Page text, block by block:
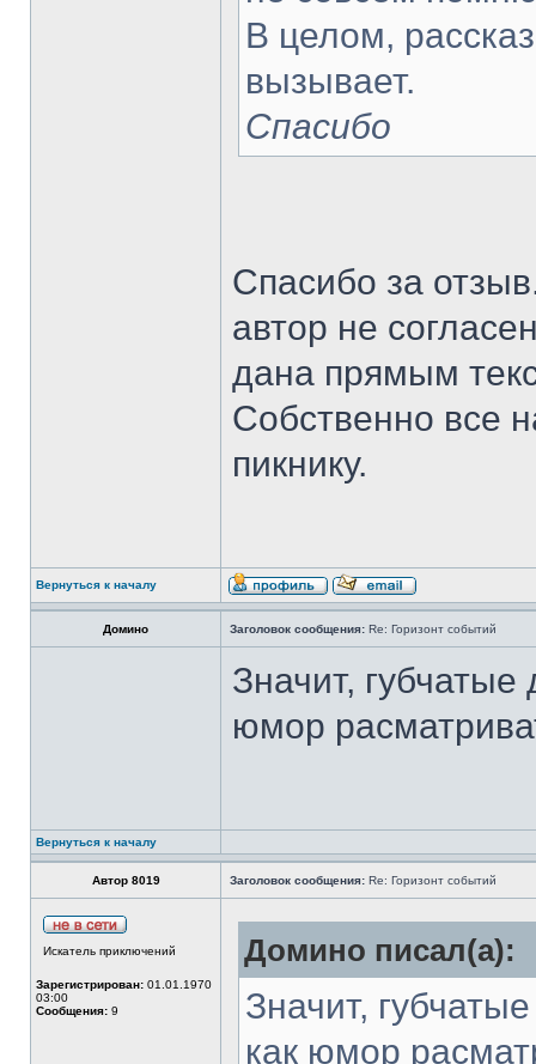
В целом,
вызывает.
Спасибо
Спасибо за
автор не
дана прямым
Собственно все
пикнику.
Вернуться к началу
Домино Заголовок сообщения: Re: Горизонт событий
Значит,
юмор
Вернуться к началу
Автор 8019 Заголовок сообщения: Re: Горизонт событий
Искатель приключений
Зарегистрирован: 01.01.1970
03:00
Сообщения: 9
Домино писал(а):
Значит,
как юмор